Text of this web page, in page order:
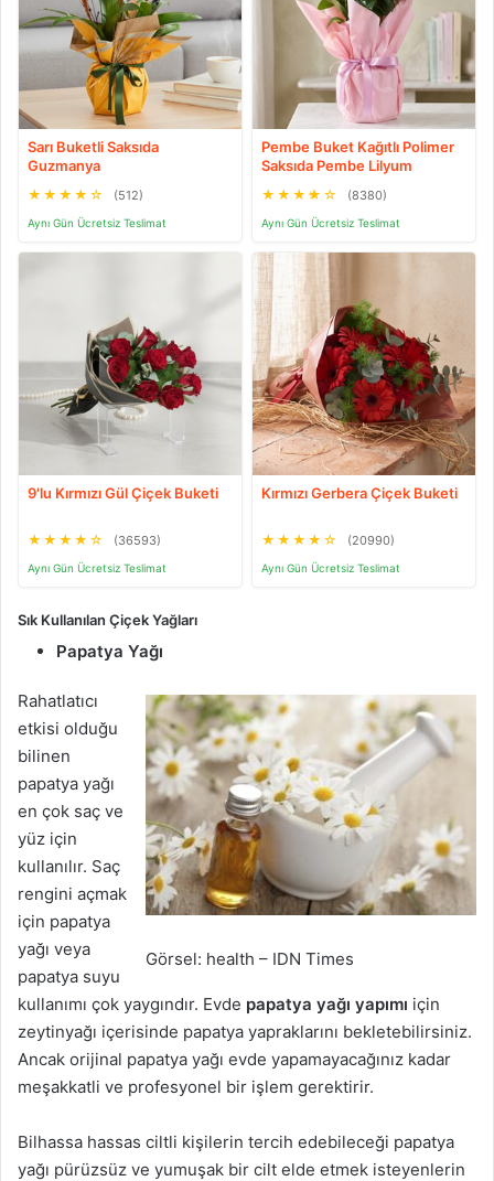
Sarı Buketli Saksıda
Guzmanya
★ ★ ★ ★ ☆ (512)
Aynı Gün Ücretsiz Teslimat
Pembe Buket Kağıtlı Polimer
Saksıda Pembe Lilyum
★ ★ ★ ★ ☆ (8380)
Aynı Gün Ücretsiz Teslimat
9'lu Kırmızı Gül Çiçek Buketi
★ ★ ★ ★ ☆ (36593)
Aynı Gün Ücretsiz Teslimat
Kırmızı Gerbera Çiçek Buketi
★ ★ ★ ★ ☆ (20990)
Aynı Gün Ücretsiz Teslimat
Sık Kullanılan Çiçek Yağları
Papatya Yağı
Görsel: health – IDN Times
Rahatlatıcı
etkisi olduğu
bilinen
papatya yağı
en çok saç ve
yüz için
kullanılır. Saç
rengini açmak
için papatya
yağı veya
papatya suyu
kullanımı çok yaygındır. Evde papatya yağı yapımı için
zeytinyağı içerisinde papatya yapraklarını bekletebilirsiniz.
Ancak orijinal papatya yağı evde yapamayacağınız kadar
meşakkatli ve profesyonel bir işlem gerektirir.
Bilhassa hassas ciltli kişilerin tercih edebileceği papatya
yağı pürüzsüz ve yumuşak bir cilt elde etmek isteyenlerin